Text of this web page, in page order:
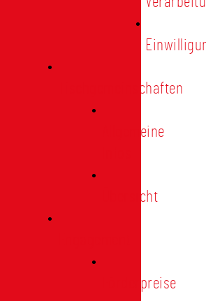
Tischgemeinschaften
Allgemeine
Übersicht
Förderpreise